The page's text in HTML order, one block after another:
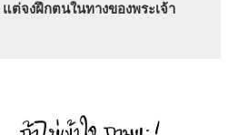
แต่จงฝึกตนในทางของพระเจ้า